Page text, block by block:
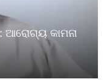
ଆରୋଗ୍ୟ କାମନା